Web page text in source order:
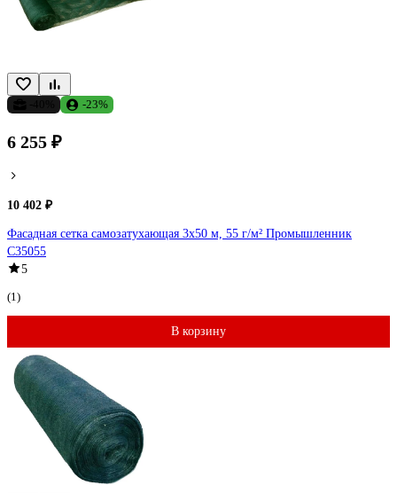
-23%
6 255 ₽
10 402 ₽
Фасадная сетка самозатухающая 3x50 м, 55 г/м² Промышленник
С35055
5
(1)
В корзину